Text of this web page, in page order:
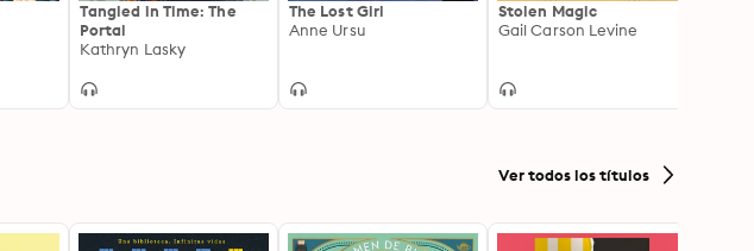
Tangled in Time: The
Portal
Kathryn Lasky
The Lost Girl
Anne Ursu
Stolen Magic
Gail Carson Levine
Ver todos los títulos